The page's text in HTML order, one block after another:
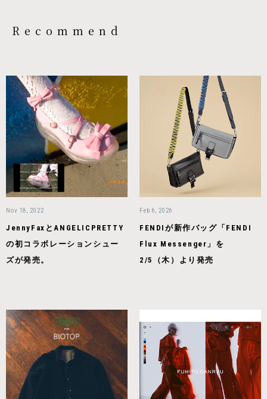
Recommend
Nov 18, 2022
JennyFaxとANGELICPRETTY
の初コラボレーションシュー
ズが発売。
Feb 6, 2026
FENDIが新作バッグ「FENDI
Flux Messenger」を
2/5（木）より発売